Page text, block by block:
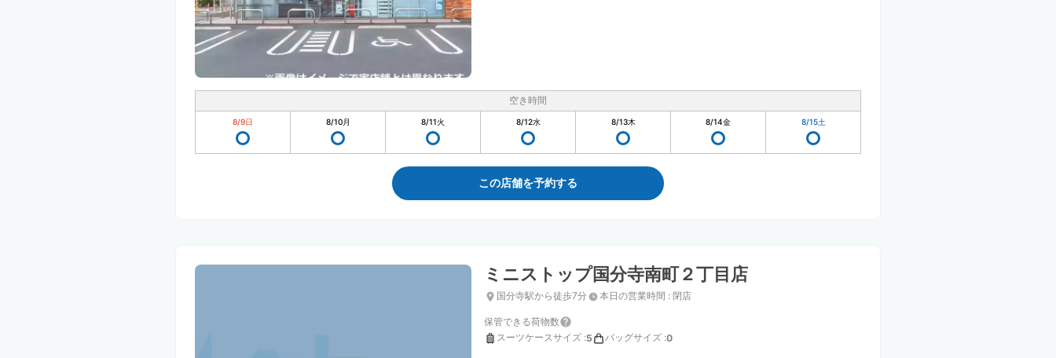
空き時間
8/9日 8/10月 8/11火 8/12水 8/13木 8/14金 8/15土
この店舗を予約する
ミニストップ国分寺南町２丁目店
国分寺駅から徒歩7分 本日の営業時間 : 閉店
保管できる荷物数
スーツケースサイズ :5 バッグサイズ :0